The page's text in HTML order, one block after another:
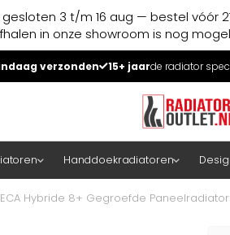
gesloten 3 t/m 16 aug — bestel vóór
in onze showroom is nog
verzonden 15+ jaarde radiator
Handdoekradiatoren
ECA Hybride 8+ Gegroefde